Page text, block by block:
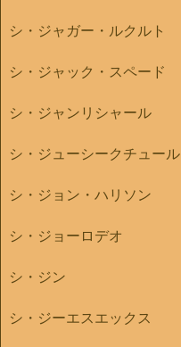
シ・ジャガー・ルクルト
シ・ジャック・スペード
シ・ジャンリシャール
シ・ジューシークチュール
シ・ジョン・ハリソン
シ・ジョーロデオ
シ・ジン
シ・ジーエスエックス